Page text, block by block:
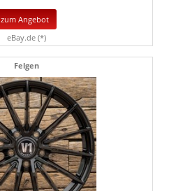
zum Angebot
eBay.de (*)
Felgen